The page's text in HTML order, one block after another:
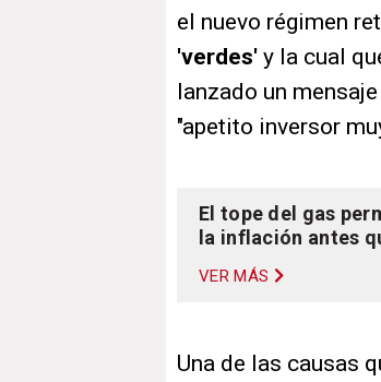
el nuevo régimen
'verdes' y la cual
lanzado un
"apetito inversor
El tope del gas
la inflación antes
VER MÁS
Una de las causas